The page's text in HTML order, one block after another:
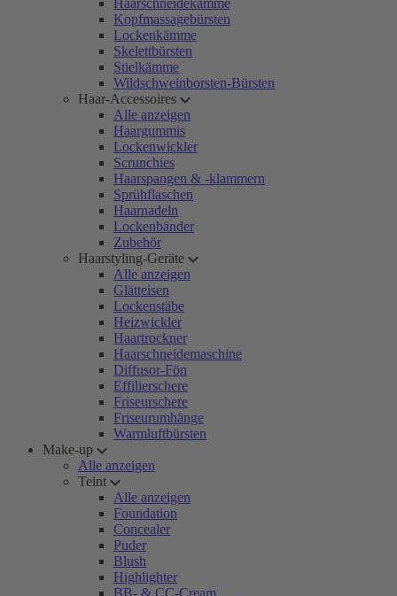
Haarschneidekämme
Kopfmassagebürsten
Lockenkämme
Skelettbürsten
Stielkämme
Wildschweinborsten-Bürsten
Haar-Accessoires
Alle anzeigen
Haargummis
Lockenwickler
Scrunchies
Haarspangen & -klammern
Sprühflaschen
Haarnadeln
Lockenbänder
Zubehör
Haarstyling-Geräte
Alle anzeigen
Glätteisen
Lockenstäbe
Heizwickler
Haartrockner
Haarschneidemaschine
Diffusor-Fön
Effilierschere
Friseurschere
Friseurumhänge
Warmluftbürsten
Make-up
Alle anzeigen
Teint
Alle anzeigen
Foundation
Concealer
Puder
Blush
Highlighter
BB- & CC-Cream